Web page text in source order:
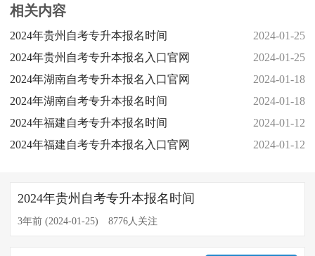
相关内容
2024年贵州自考专升本报名时间
2024-01-25
2024年贵州自考专升本报名入口官网
2024-01-25
2024年湖南自考专升本报名入口官网
2024-01-18
2024年​湖南自考专升本报名时间
2024-01-18
​2024年福建自考专升本报名时间
2024-01-12
2024年福建自考专升本报名入口官网
2024-01-12
2024年贵州自考专升本报名时间
3年前 (2024-01-25) 8776人关注